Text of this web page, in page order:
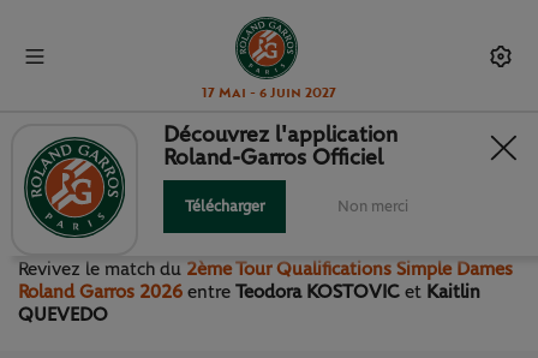
17 Mai - 6 Juin 2027
2ÈME TOUR QUALIFICATIONS
SIMPLE DAMES
Revivez le match du 2ème Tour Qualifications Simple Dames
Roland Garros 2026 entre Teodora KOSTOVIC et Kaitlin
QUEVEDO
Découvrez l'application
Roland-Garros Officiel
Télécharger Non merci